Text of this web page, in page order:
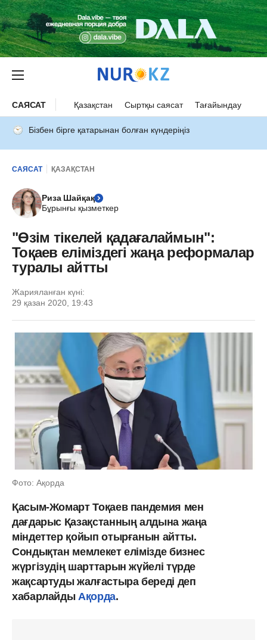
САЯСАТ Қазақстан Сыртқы саясат Тағайындау
Бізбен бірге қатарынан болған күндеріңіз
САЯСАТ ҚАЗАҚСТАН
Риза Шайқақ
Бұрынғы қызметкер
"Өзім тікелей қадағалаймын":
Тоқаев еліміздегі жаңа реформалар
туралы айтты
Жарияланған күні:
29 қазан 2020, 19:43
Фото: Ақорда
Қасым-Жомарт Тоқаев пандемия мен
дағдарыс Қазақстанның алдына жаңа
міндеттер қойып отырғанын айтты.
Сондықтан мемлекет елімізде бизнес
жүргізудің шарттарын жүйелі түрде
жақсартуды жалғастыра береді деп
хабарлайды Ақорда.